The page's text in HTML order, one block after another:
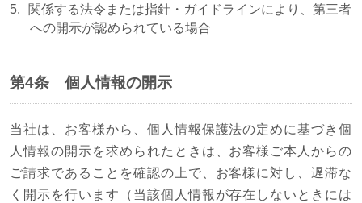
関係する法令または指針・ガイドラインにより、第三者
への開示が認められている場合
第4条 個人情報の開示
当社は、お客様から、個人情報保護法の定めに基づき個
人情報の開示を求められたときは、お客様ご本人からの
ご請求であることを確認の上で、お客様に対し、遅滞な
く開示を行います（当該個人情報が存在しないときには